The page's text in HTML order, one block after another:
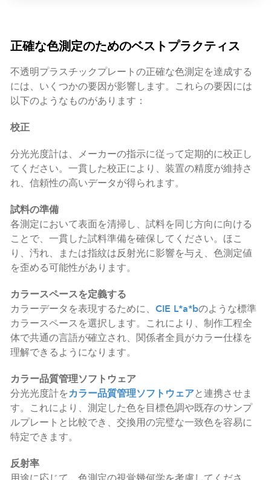
正確な色測定のためのベストプラクティス
不透明プラスチックプレートの正確な色測定を達成する
には、いくつかの要因が影響します。これらの要因には
以下のようなものがあります：
校正
分光光度計は、メーカーの指示に従って定期的に校正し
てください。一貫した校正により、装置の精度が維持さ
れ、信頼性の高いデータが得られます。
試料の準備
各測定において表面を清掃し、試料を同じ方向に向ける
ことで、一貫した試料準備を確保してください。ほこ
り、汚れ、または指紋は反射光に影響を与え、色測定値
を歪める可能性があります。
カラースペースを定義する
カラーデータを表現するために、 CIE L*a*bのような標準
カラースペースを選択します。これにより、制作工程全
体で共通の言語が確立され、関係者全員がカラー仕様を
理解できるようになります。
カラー品質管理ソフトウェア
分光光度計をカラー品質管理ソフトウェアと連携させま
す。これにより、測定した色を目標色調や既存のサンプ
ルプレートと比較でき、交換用の完璧な一致色を容易に
特定できます。
反射率